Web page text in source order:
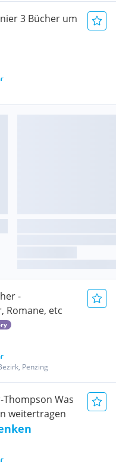
3 Bücher um
-
Romane, etc
Penzing
Thompson Was
weitertragen